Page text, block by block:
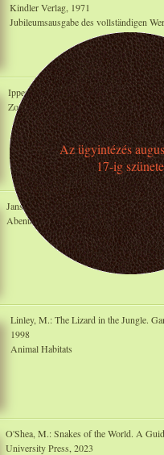
Kindler Verlag, 1971
Jubileumsausgabe des vollständigen
Ippen, R.; Schröder, H.-D.; Elze, K.:
Zootierkrankheiten. Band 1.: Reptilien.
Jansen, M.; Deringer, W.: Die
Abenteuer Biologie
Linley, M.: The Lizard in the Jungle.
1998
Animal Habitats
O'Shea, M.: Snakes of the World. A
University Press, 2023
Az ügyintézés
17-ig